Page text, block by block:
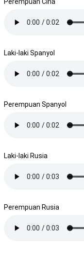
Laki-laki Spanyol
Perempuan Spanyol
Laki-laki Rusia
Perempuan Rusia